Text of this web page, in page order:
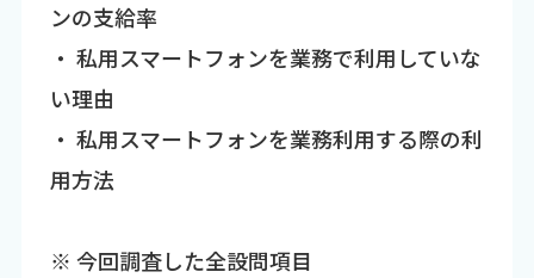
ンの支給率
・ 私用スマートフォンを業務で利用していな
い理由
・ 私用スマートフォンを業務利用する際の利
用方法
※ 今回調査した全設問項目